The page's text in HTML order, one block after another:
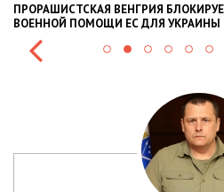
ПРОРАШИСТСКАЯ ВЕНГРИЯ
ВОЕННОЙ ПОМОЩИ ЕС ДЛЯ УКРАИНЫ